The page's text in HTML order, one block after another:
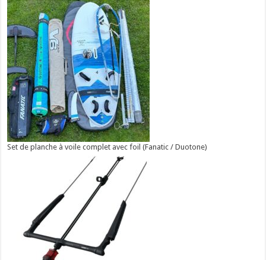
Set de planche à voile complet avec foil (Fanatic / Duotone)